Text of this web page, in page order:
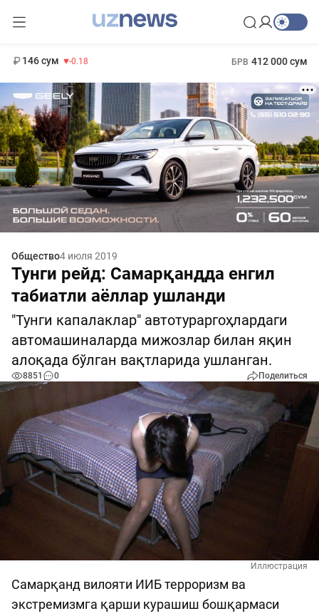
146 сум -0.18 БРВ 412 000 сум
Общество4 июля 2019
Тунги рейд: Самарқандда енгил
табиатли аёллар ушланди
"Тунги капалаклар" автотураргоҳлардаги
автомашиналарда мижозлар билан яқин
алоқада бўлган вақтларида ушланган.
8851 0 Поделиться
Иллюстрация
Самарқанд вилояти ИИБ терроризм ва
экстремизмга қарши курашиш бошқармаси